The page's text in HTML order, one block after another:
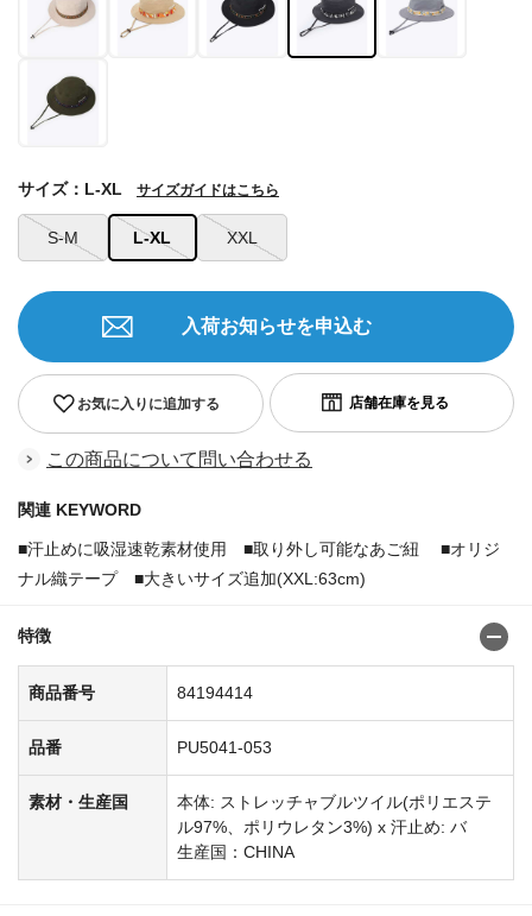
S-M L-XL XXL
サイズ：L-XL サイズガイドはこちら
お気に入りに追加する
入荷お知らせを申込む
この商品について問い合わせる
関連 KEYWORD
■汗止めに吸湿速乾素材使用 ■取り外し可能なあご紐 ■オリジ
ナル織テープ ■大きいサイズ追加(XXL:63cm)
特徴
商品番号 84194414
品番 PU5041-053
素材・生産国
本体: ストレッチャブルツイル(ポリエステ
ル97%、ポリウレタン3%) x 汗止め: バ
生産国：CHINA